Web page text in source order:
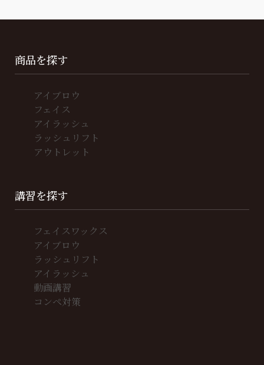
商品を探す
アイブロウ
フェイス
アイラッシュ
ラッシュリフト
アウトレット
講習を探す
フェイスワックス
アイブロウ
ラッシュリフト
アイラッシュ
動画講習
コンペ対策